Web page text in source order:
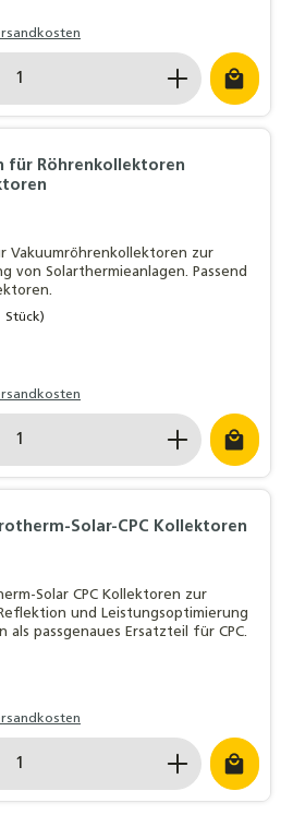
den gewünschten Wert
für Röhrenkollektoren
Vakuumröhrenkollektoren zur
von Solarthermieanlagen. Passend
Stück)
den gewünschten Wert
Solar-CPC Kollektoren
Solar CPC Kollektoren zur
und Leistungsoptimierung
als passgenaues Ersatzteil für CPC.
den gewünschten Wert